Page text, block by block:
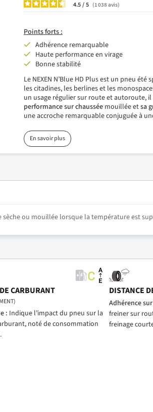
4.5/ 1 038 avis
Points forts :
Adhérence remarquable
Haute performance en virage
Bonne stabilité
Le NEXEN N’Blue HD Plus est un pneu
les citadines, les berlines et les
un usage régulier sur route et autoroute, il
performance sur chausséemouillée etsa
une accroche remarquable conjuguée à
En savoir plus
ou mouillée lorsque la température est
CARBURANT
: Indique l’impact du pneu sur la
noté de consommation
DISTANCE
Adhérence
freiner sur
freinage